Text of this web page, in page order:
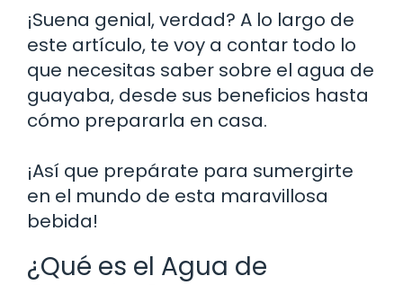
¡Suena genial, verdad? A lo largo de
este artículo, te voy a contar todo lo
que necesitas saber sobre el agua de
guayaba, desde sus beneficios hasta
cómo prepararla en casa.
¡Así que prepárate para sumergirte
en el mundo de esta maravillosa
bebida!
¿Qué es el Agua de